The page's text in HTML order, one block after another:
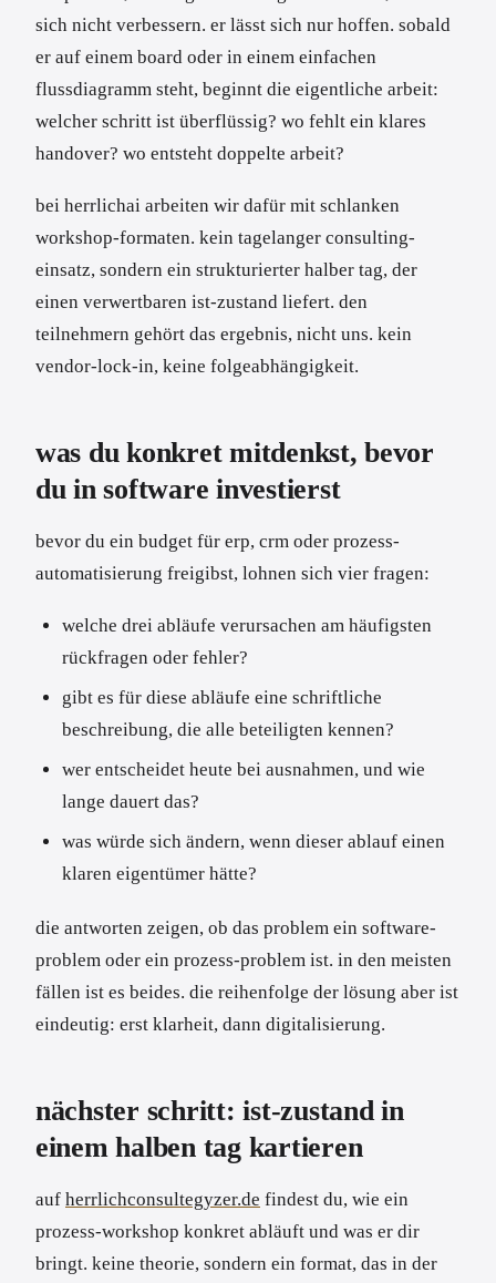
sich nicht verbessern. er lässt sich nur hoffen. sobald
er auf einem board oder in einem einfachen
flussdiagramm steht, beginnt die eigentliche arbeit:
welcher schritt ist überflüssig? wo fehlt ein klares
handover? wo entsteht doppelte arbeit?
bei herrlichai arbeiten wir dafür mit schlanken
workshop-formaten. kein tagelanger consulting-
einsatz, sondern ein strukturierter halber tag, der
einen verwertbaren ist-zustand liefert. den
teilnehmern gehört das ergebnis, nicht uns. kein
vendor-lock-in, keine folgeabhängigkeit.
was du konkret mitdenkst, bevor
du in software investierst
bevor du ein budget für erp, crm oder prozess-
automatisierung freigibst, lohnen sich vier fragen:
welche drei abläufe verursachen am häufigsten
rückfragen oder fehler?
gibt es für diese abläufe eine schriftliche
beschreibung, die alle beteiligten kennen?
wer entscheidet heute bei ausnahmen, und wie
lange dauert das?
was würde sich ändern, wenn dieser ablauf einen
klaren eigentümer hätte?
die antworten zeigen, ob das problem ein software-
problem oder ein prozess-problem ist. in den meisten
fällen ist es beides. die reihenfolge der lösung aber ist
eindeutig: erst klarheit, dann digitalisierung.
nächster schritt: ist-zustand in
einem halben tag kartieren
auf herrlichconsultegyzer.de findest du, wie ein
prozess-workshop konkret abläuft und was er dir
bringt. keine theorie, sondern ein format, das in der